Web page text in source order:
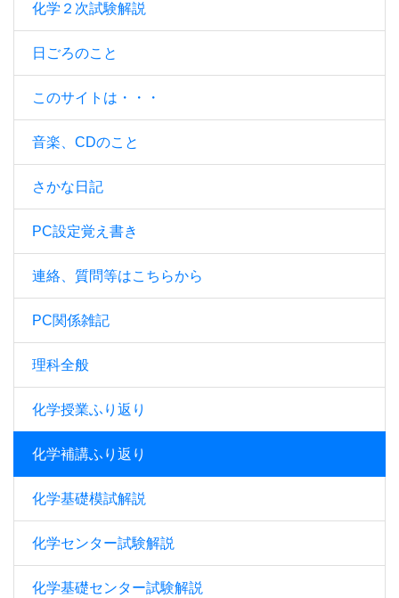
化学２次試験解説
日ごろのこと
このサイトは・・・
音楽、CDのこと
さかな日記
PC設定覚え書き
連絡、質問等はこちらから
PC関係雑記
理科全般
化学授業ふり返り
化学補講ふり返り
化学基礎模試解説
化学センター試験解説
化学基礎センター試験解説